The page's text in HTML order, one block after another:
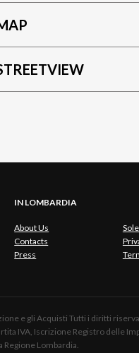
IN LOMBARDIA
About Us
Contacts
Press
e gli Acquisti Tutti i diritti
IVA, Iscrizione Registro delle
Lombardia.